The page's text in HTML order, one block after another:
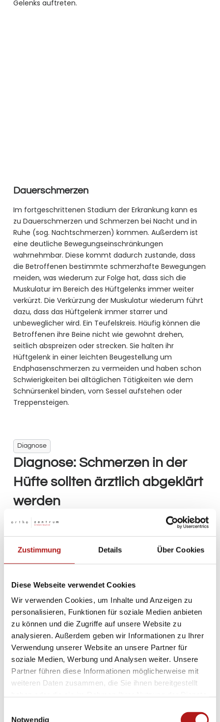
Zustimmung Details Über Cookies
Diese Webseite verwendet Cookies
Wir verwenden Cookies, um Inhalte und Anzeigen zu
personalisieren, Funktionen für soziale Medien anbieten
zu können und die Zugriffe auf unsere Website zu
analysieren. Außerdem geben wir Informationen zu Ihrer
Verwendung unserer Website an unsere Partner für
soziale Medien, Werbung und Analysen weiter. Unsere
Partner führen diese Informationen möglicherweise mit
weiteren Daten zusammen, die Sie ihnen bereitgestellt
Notwendig
Gelenks auftreten.
Dauerschmerzen
Im fortgeschrittenen Stadium der Erkrankung kann es
zu Dauerschmerzen und Schmerzen bei Nacht und in
Ruhe (sog. Nachtschmerzen) kommen. Außerdem ist
eine deutliche Bewegungseinschränkungen
wahrnehmbar. Diese kommt dadurch zustande, dass
die Betroffenen bestimmte schmerzhafte Bewegungen
meiden, was wiederum zur Folge hat, dass sich die
Muskulatur im Bereich des Hüftgelenks immer weiter
verkürzt. Die Verkürzung der Muskulatur wiederum führt
dazu, dass das Hüftgelenk immer starrer und
unbeweglicher wird. Ein Teufelskreis. Häufig können die
Betroffenen ihre Beine nicht wie gewohnt drehen,
seitlich abspreizen oder strecken. Sie halten ihr
Hüftgelenk in einer leichten Beugestellung um
Endphasenschmerzen zu vermeiden und haben schon
Schwierigkeiten bei alltäglichen Tätigkeiten wie dem
Schnürsenkel binden, vom Sessel aufstehen oder
Treppensteigen.
Diagnose
Diagnose: Schmerzen in der
Hüfte sollten ärztlich abgeklärt
werden
Kommt es bei Betroffenen zu den oben genannten
herauszufinden, ob es sich bei der Erkrankung um eine
Hüftarthrose handelt. Wichtige Teile der medizinischen
Körperliche Untersuchung (Neutral-Null-Methode)
Bildgebende Verfahren (Röntgen,
Magnetresonanztomographie (MRT),offenes MRT)
Diagnosestellung
Zur richtigen Diagnosestellung gehört eine
ausführliche Befragung (Anamnese) im Hinblick